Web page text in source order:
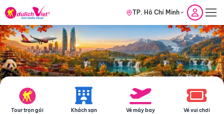
TP. Hồ Chí Minh
Tour trọn gói Khách sạn Vé máy bay Vé vui chơi